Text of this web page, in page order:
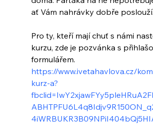
ať Vám nahrávky dobře poslouží.
Pro ty, kteří mají chuť s námi
kurzu, zde je pozvánka s
formulářem.
https://www.ivetahavlova.cz/
kurz-a?